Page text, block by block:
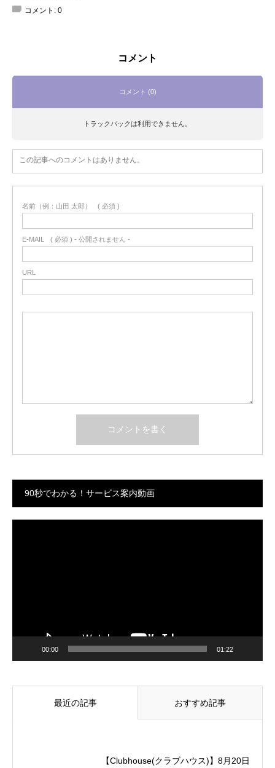
コメント: 0
コメント
コメント (0)
トラックバックは利用できません。
この記事へのコメントはありません。
名前（例：山田 太郎） ( 必須 )
E-MAIL ( 必須 ) - 公開されません -
URL
90秒でわかる！サービス案内動画
00:00 01:22
最近の記事 おすすめ記事
【Clubhouse(クラブハウス)】8月20日